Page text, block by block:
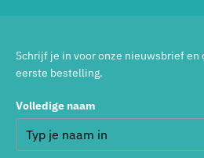
Schrijf je in voor onze nieuwsbrief en
eerste bestelling.
Volledige naam